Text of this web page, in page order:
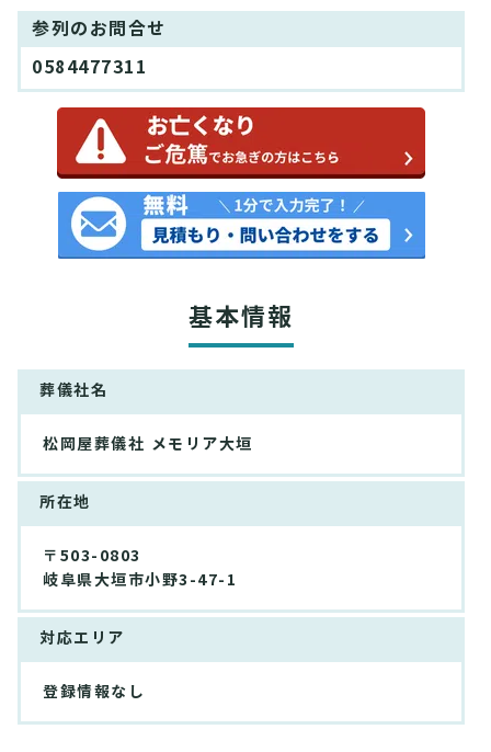
参列のお問合せ
0584477311
基本情報
葬儀社名
松岡屋葬儀社 メモリア大垣
所在地
〒503-0803
岐阜県大垣市小野3-47-1
対応エリア
登録情報なし